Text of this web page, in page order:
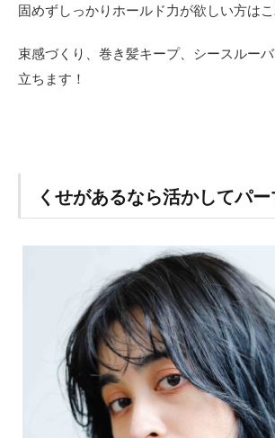
固めずしっかりホールド力が欲しい方はこ
束感づくり、巻き髪キープ、シースルー
立ちます！
くせがあるなら活かしてパ